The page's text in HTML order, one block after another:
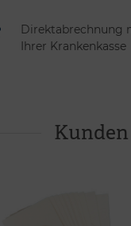
Direktabrechnung
Ihrer Krankenkasse